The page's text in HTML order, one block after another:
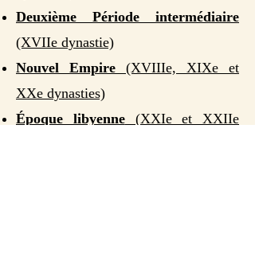
Deuxième Période intermédiaire
(XVIIe dynastie)
Nouvel Empire (XVIIIe, XIXe et
XXe dynasties)
Époque libyenne(XXIe et XXIIe